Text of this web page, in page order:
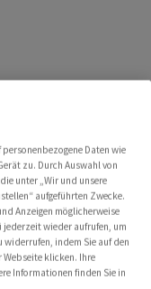
Daten wie
zu. Durch Auswahl von
unter „Wir und unsere
aufgeführten Zwecke.
Anzeigen möglicherweise
jederzeit wieder aufrufen, um
indem Sie auf den
Webseite klicken. Ihre
Informationen finden Sie in